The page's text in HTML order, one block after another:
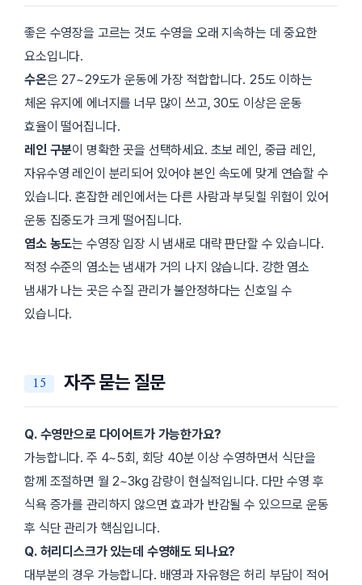
좋은 수영장을 고르는 것도 수영을 오래 지속하는 데 중요한
요소입니다.
수온은 27~29도가 운동에 가장 적합합니다. 25도 이하는
체온 유지에 에너지를 너무 많이 쓰고, 30도 이상은 운동
효율이 떨어집니다.
레인 구분이 명확한 곳을 선택하세요. 초보 레인, 중급 레인,
자유수영 레인이 분리되어 있어야 본인 속도에 맞게 연습할 수
있습니다. 혼잡한 레인에서는 다른 사람과 부딪힐 위험이 있어
운동 집중도가 크게 떨어집니다.
염소 농도는 수영장 입장 시 냄새로 대략 판단할 수 있습니다.
적정 수준의 염소는 냄새가 거의 나지 않습니다. 강한 염소
냄새가 나는 곳은 수질 관리가 불안정하다는 신호일 수
있습니다.
자주 묻는 질문
Q. 수영만으로 다이어트가 가능한가요?
가능합니다. 주 4~5회, 회당 40분 이상 수영하면서 식단을
함께 조절하면 월 2~3kg 감량이 현실적입니다. 다만 수영 후
식욕 증가를 관리하지 않으면 효과가 반감될 수 있으므로 운동
후 식단 관리가 핵심입니다.
Q. 허리디스크가 있는데 수영해도 되나요?
대부분의 경우 가능합니다. 배영과 자유형은 허리 부담이 적어